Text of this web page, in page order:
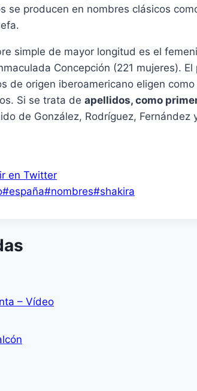
se producen en nombres clásicos
simple de mayor longitud es el
Concepción (221 mujeres).
de origen iberoamericano eligen
Si se trata de apellidos, como
de González, Rodríguez, Fernández
en Twitter
#españa#nombres#shakira
– Vídeo